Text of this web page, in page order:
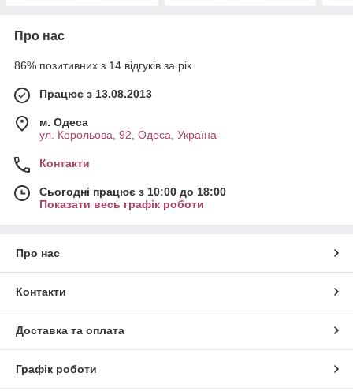
Про нас
86% позитивних з 14 відгуків за рік
Працює з 13.08.2013
м. Одеса
ул. Корольова, 92, Одеса, Україна
Контакти
Сьогодні працює з 10:00 до 18:00
Показати весь графік роботи
Про нас
Контакти
Доставка та оплата
Графік роботи